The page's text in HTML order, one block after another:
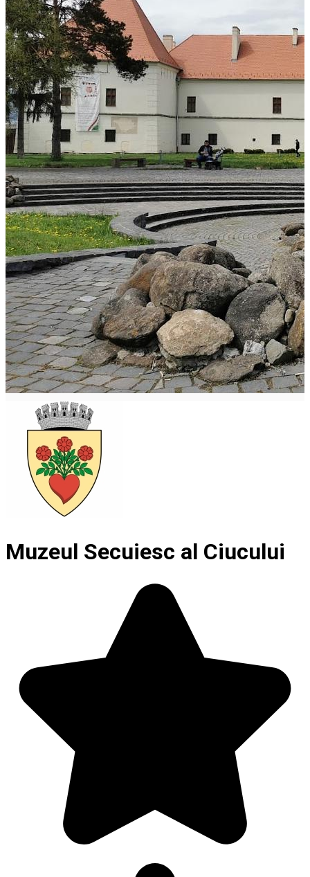
Muzeul Secuiesc al Ciucului